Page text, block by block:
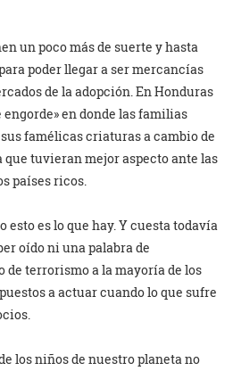
un poco más de suerte y hasta
poder llegar a ser mercancías
de la adopción. En Honduras
en donde las familias
famélicas criaturas a cambio de
que tuvieran mejor aspecto ante las
países ricos.
esto es lo que hay. Y cuesta todavía
oído ni una palabra de
de terrorismo a la mayoría de los
a actuar cuando lo que sufre
los niños de nuestro planeta no